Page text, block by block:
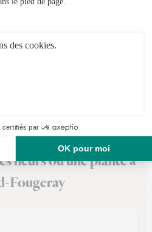
fleurs ou une plante à
Fougeray